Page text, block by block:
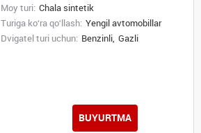
Moy turi: Chala sintetik
Turiga ko‘ra qo‘llash: Yengil avtomobillar
Dvigatel turi uchun: Benzinli, Gazli
BUYURTMA